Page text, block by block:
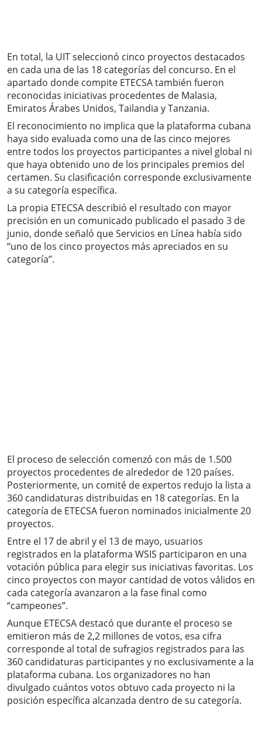
En total, la UIT seleccionó cinco proyectos destacados
en cada una de las 18 categorías del concurso. En el
apartado donde compite ETECSA también fueron
reconocidas iniciativas procedentes de Malasia,
Emiratos Árabes Unidos, Tailandia y Tanzania.
El reconocimiento no implica que la plataforma cubana
haya sido evaluada como una de las cinco mejores
entre todos los proyectos participantes a nivel global ni
que haya obtenido uno de los principales premios del
certamen. Su clasificación corresponde exclusivamente
a su categoría específica.
La propia ETECSA describió el resultado con mayor
precisión en un comunicado publicado el pasado 3 de
junio, donde señaló que Servicios en Línea había sido
“uno de los cinco proyectos más apreciados en su
categoría”.
El proceso de selección comenzó con más de 1.500
proyectos procedentes de alrededor de 120 países.
Posteriormente, un comité de expertos redujo la lista a
360 candidaturas distribuidas en 18 categorías. En la
categoría de ETECSA fueron nominados inicialmente 20
proyectos.
Entre el 17 de abril y el 13 de mayo, usuarios
registrados en la plataforma WSIS participaron en una
votación pública para elegir sus iniciativas favoritas. Los
cinco proyectos con mayor cantidad de votos válidos en
cada categoría avanzaron a la fase final como
“campeones”.
Aunque ETECSA destacó que durante el proceso se
emitieron más de 2,2 millones de votos, esa cifra
corresponde al total de sufragios registrados para las
360 candidaturas participantes y no exclusivamente a la
plataforma cubana. Los organizadores no han
divulgado cuántos votos obtuvo cada proyecto ni la
posición específica alcanzada dentro de su categoría.